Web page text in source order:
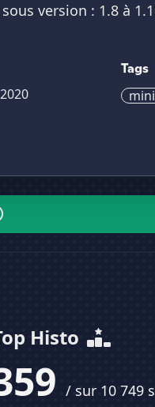
version : 1.8 à
Tags
Histo
/ sur 10 749